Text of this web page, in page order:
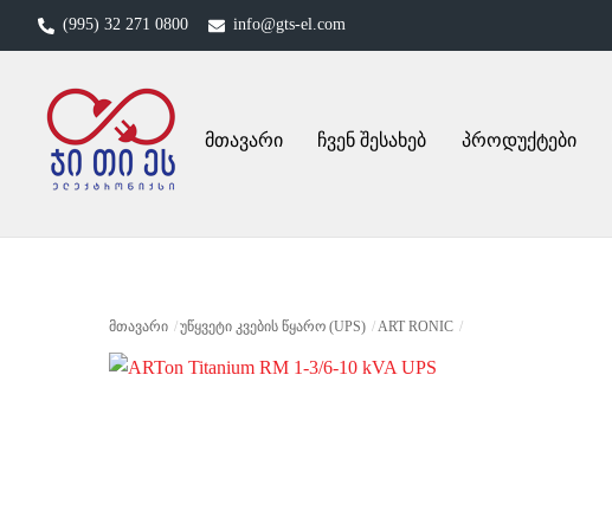
(995) 32 271 0800 info@gts-el.com
მთავარი ჩვენ შესახებ პროდუქტები
ᲛᲗᲐᲕᲐᲠᲘ ᲣᲬᲧᲕᲔᲢᲘ ᲙᲕᲔᲑᲘᲡ ᲬᲧᲐᲠᲝ (UPS) ART RONIC